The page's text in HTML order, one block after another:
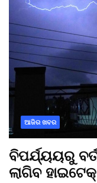
ଆଜିର ଖବର
ବିପର୍ଯ୍ୟୟରୁ
ଲାଗିବ